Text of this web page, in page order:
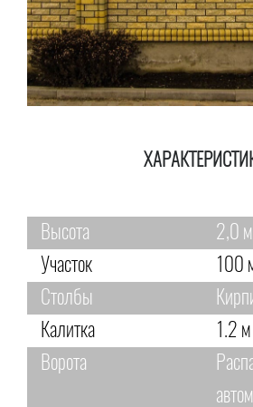
Высота
2,0
Участок
100
Столбы
Калитка
1.2 м
Ворота